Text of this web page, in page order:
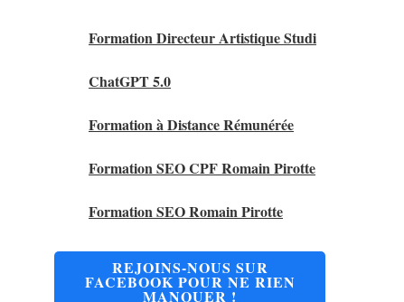
Formation Directeur Artistique Studi
ChatGPT 5.0
Formation à Distance Rémunérée
Formation SEO CPF Romain Pirotte
Formation SEO Romain Pirotte
REJOINS-NOUS SUR
FACEBOOK POUR NE RIEN
MANQUER !